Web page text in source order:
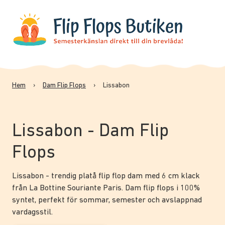
Hem › Dam Flip Flops › Lissabon
Lissabon - Dam Flip
Flops
Lissabon - trendig platå flip flop dam med 6 cm klack
från La Bottine Souriante Paris. Dam flip flops i 100%
syntet, perfekt för sommar, semester och avslappnad
vardagsstil.